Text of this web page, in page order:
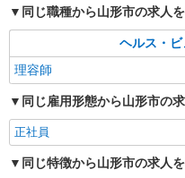
同じ職種から山形市の求人
ヘルス・
理容師
同じ雇用形態から山形市の
正社員
同じ特徴から山形市の求人